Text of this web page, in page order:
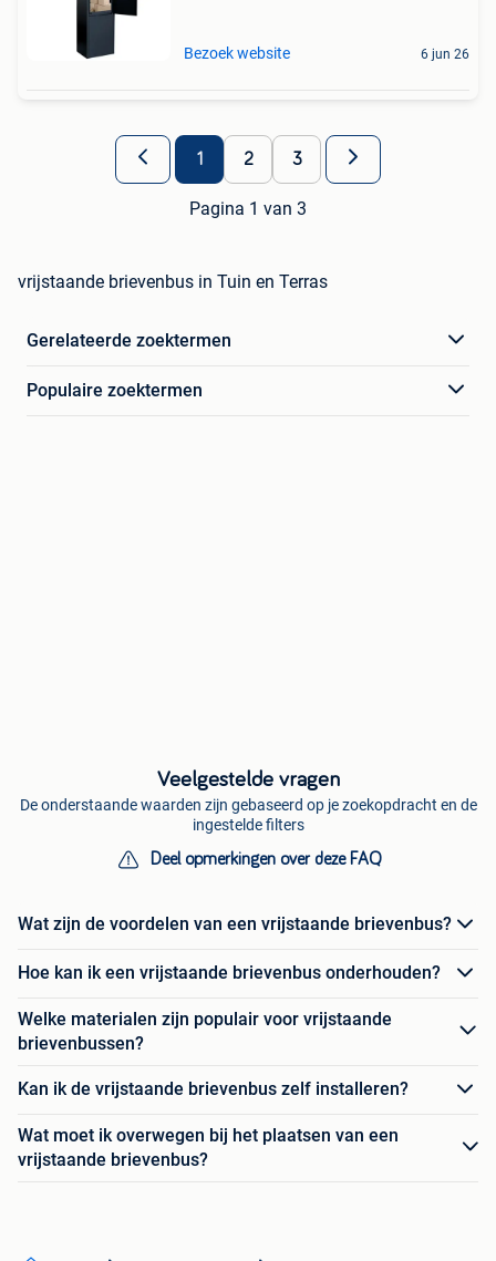
Bezoek website 6 jun 26
1 2 3
Pagina 1 van 3
vrijstaande brievenbus in Tuin en Terras
Gerelateerde zoektermen
Populaire zoektermen
Veelgestelde vragen
De onderstaande waarden zijn gebaseerd op je zoekopdracht en de
ingestelde filters
Deel opmerkingen over deze FAQ
Wat zijn de voordelen van een vrijstaande brievenbus?
Hoe kan ik een vrijstaande brievenbus onderhouden?
Welke materialen zijn populair voor vrijstaande
brievenbussen?
Kan ik de vrijstaande brievenbus zelf installeren?
Wat moet ik overwegen bij het plaatsen van een
vrijstaande brievenbus?